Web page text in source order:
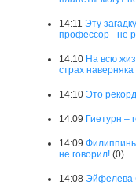
14:11 Эту
профессор - не
14:10 На всю
страх наверняка
14:10 Это
14:09 Гиетурн –
14:09 Филиппины
не говорил! (0)
14:08 Эйфелева